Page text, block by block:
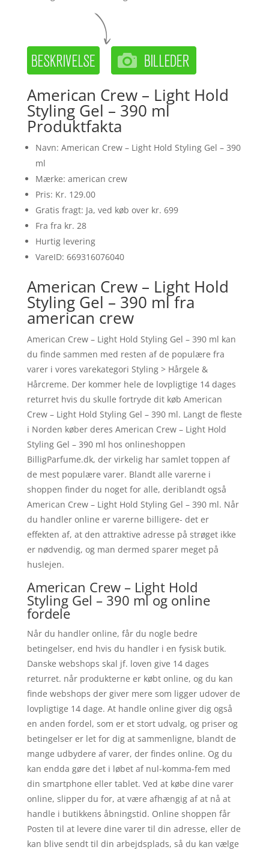
American Crew – Light Hold
Styling Gel – 390 ml
Produktfakta
Navn: American Crew – Light Hold Styling Gel – 390
ml
Mærke: american crew
Pris: Kr. 129.00
Gratis fragt: Ja, ved køb over kr. 699
Fra fra kr. 28
Hurtig levering
VareID: 669316076040
American Crew – Light Hold
Styling Gel – 390 ml fra
american crew
American Crew – Light Hold Styling Gel – 390 ml kan
du finde sammen med resten af de populære fra
varer i vores varekategori Styling > Hårgele &
Hårcreme. Der kommer hele de lovpligtige 14 dages
returret hvis du skulle fortryde dit køb American
Crew – Light Hold Styling Gel – 390 ml. Langt de fleste
i Norden køber deres American Crew – Light Hold
Styling Gel – 390 ml hos onlineshoppen
BilligParfume.dk, der virkelig har samlet toppen af
de mest populære varer. Blandt alle varerne i
shoppen finder du noget for alle, deriblandt også
American Crew – Light Hold Styling Gel – 390 ml. Når
du handler online er varerne billigere- det er
effekten af, at den attraktive adresse på strøget ikke
er nødvendig, og man dermed sparer meget på
huslejen.
American Crew – Light Hold
Styling Gel – 390 ml og online
fordele
Når du handler online, får du nogle bedre
betingelser, end hvis du handler i en fysisk butik.
Danske webshops skal jf. loven give 14 dages
returret. når produkterne er købt online, og du kan
finde webshops der giver mere som ligger udover de
lovpligtige 14 dage. At handle online giver dig også
en anden fordel, som er et stort udvalg, og priser og
betingelser er let for dig at sammenligne, blandt de
mange udbydere af varer, der findes online. Og du
kan endda gøre det i løbet af nul-komma-fem med
din smartphone eller tablet. Ved at købe dine varer
online, slipper du for, at være afhængig af at nå at
handle i butikkens åbningstid. Online shoppen får
Posten til at levere dine varer til din adresse, eller de
kan blive sendt til din arbejdsplads, så du kan vælge